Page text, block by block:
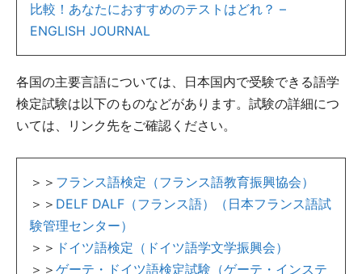
比較！あなたにおすすめのテストはどれ？ –
ENGLISH JOURNAL
各国の主要言語については、日本国内で受験できる語学
検定試験は以下のものなどがあります。試験の詳細につ
いては、リンク先をご確認ください。
＞＞ フランス語検定（フランス語教育振興協会）
＞＞ DELF DALF（フランス語）（日本フランス語試
験管理センター）
＞＞ ドイツ語検定（ドイツ語学文学振興会）
＞＞ ゲーテ・ドイツ語検定試験（ゲーテ・インステ